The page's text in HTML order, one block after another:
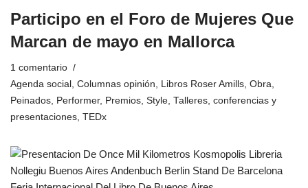
Participo en el Foro de Mujeres Que
Marcan de mayo en Mallorca
1 comentario
Agenda social , Columnas opinión, Libros Roser Amills, Obra,
Peinados, Performer, Premios, Style, Talleres, conferencias y
presentaciones, TEDx